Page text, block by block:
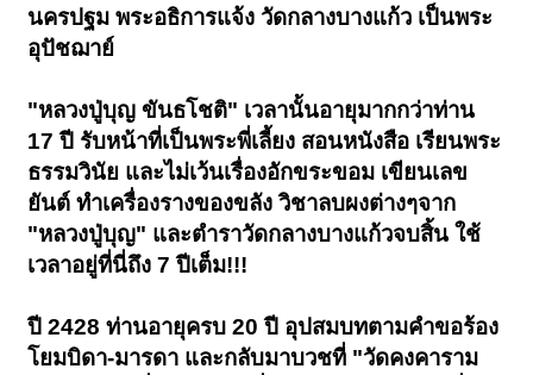
นครปฐม พระอธิการแจ้ง วัดกลางบางแก้ว เป็นพระ
อุปัชฌาย์
"หลวงปู่บุญ ขันธโชติ" เวลานั้นอายุมากกว่าท่าน
17 ปี รับหน้าที่เป็นพระพี่เลี้ยง สอนหนังสือ เรียนพระ
ธรรมวินัย และไม่เว้นเรื่องอักขระขอม เขียนเลข
ยันต์ ทำเครื่องรางของขลัง วิชาลบผงต่างๆจาก
"หลวงปู่บุญ" และตำราวัดกลางบางแก้วจบสิ้น ใช้
เวลาอยู่ที่นี่ถึง 7 ปีเต็ม!!!
ปี 2428 ท่านอายุครบ 20 ปี อุปสมบทตามคำขอร้อง
โยมบิดา-มารดา และกลับมาบวชที่ "วัดคงคาราม